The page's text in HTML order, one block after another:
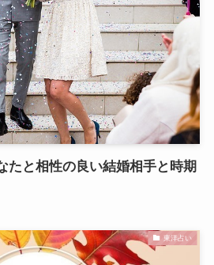
たと相性の良い結婚相手と時期
東洋占い